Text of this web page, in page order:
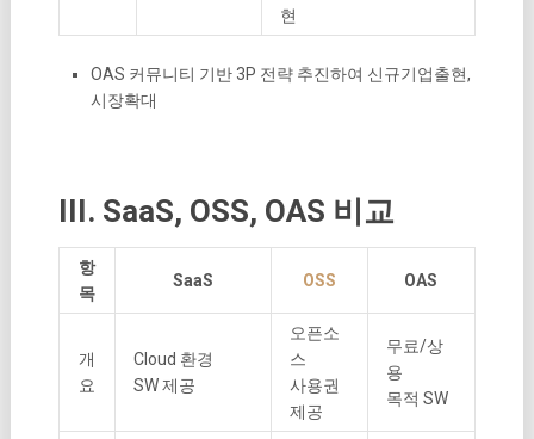
현
OAS 커뮤니티 기반 3P 전략 추진하여 신규기업출현,
시장확대
III. SaaS, OSS, OAS 비교
항
목
SaaS OSS OAS
개
요
Cloud 환경
SW 제공
오픈소
스
사용권
제공
무료/상
용
목적 SW